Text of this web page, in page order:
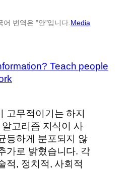
어 번역은 "안"입니다.Media
Teach people
고무적이기는 하지
고리즘 지식이 사
등하게 분포되지 않
가로 밝혔습니다. 각
적, 정치적, 사회적